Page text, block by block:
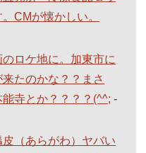
CMが懐かしい。
ロケ地に。加東市に
たのかな？？まさ
寺とか？？？？(^^; -
（あらがわ）ヤバい